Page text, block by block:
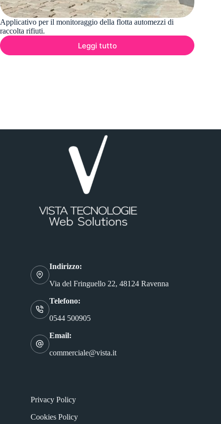
Applicativo per il monitoraggio della flotta automezzi di
raccolta rifiuti.
Leggi tutto
Monitoraggio
Indirizzo:
Via del Fringuello 22, 48124 Ravenna
Telefono:
0544 500905
Email:
commerciale@vista.it
Privacy Policy
Cookies Policy